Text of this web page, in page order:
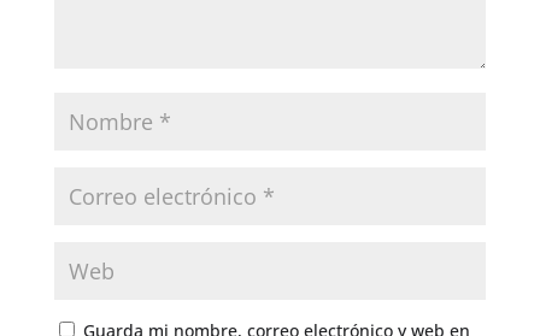
Guarda mi nombre, correo electrónico y web en